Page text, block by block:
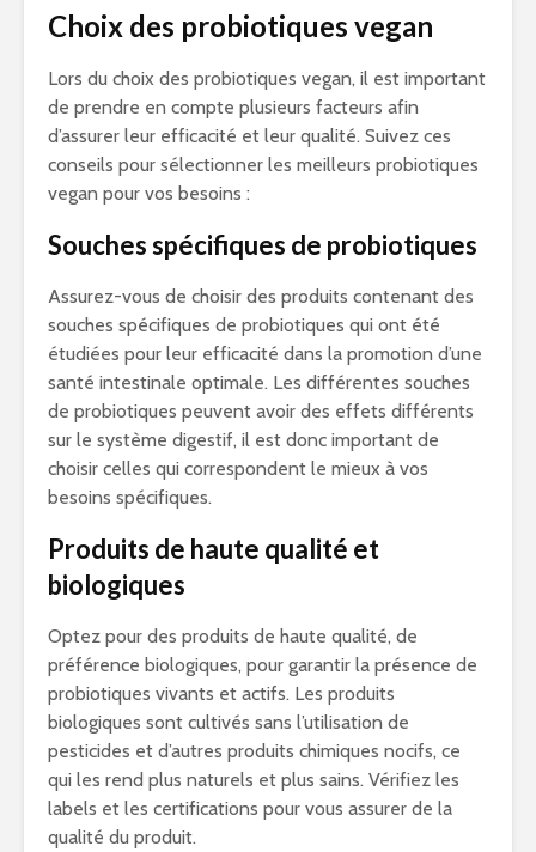
Choix des probiotiques vegan
Lors du choix des probiotiques vegan, il est important
de prendre en compte plusieurs facteurs afin
d’assurer leur efficacité et leur qualité. Suivez ces
conseils pour sélectionner les meilleurs probiotiques
vegan pour vos besoins :
Souches spécifiques de probiotiques
Assurez-vous de choisir des produits contenant des
souches spécifiques de probiotiques qui ont été
étudiées pour leur efficacité dans la promotion d’une
santé intestinale optimale. Les différentes souches
de probiotiques peuvent avoir des effets différents
sur le système digestif, il est donc important de
choisir celles qui correspondent le mieux à vos
besoins spécifiques.
Produits de haute qualité et
biologiques
Optez pour des produits de haute qualité, de
préférence biologiques, pour garantir la présence de
probiotiques vivants et actifs. Les produits
biologiques sont cultivés sans l’utilisation de
pesticides et d’autres produits chimiques nocifs, ce
qui les rend plus naturels et plus sains. Vérifiez les
labels et les certifications pour vous assurer de la
qualité du produit.